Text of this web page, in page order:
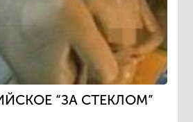
“ЗА СТЕКЛОМ”